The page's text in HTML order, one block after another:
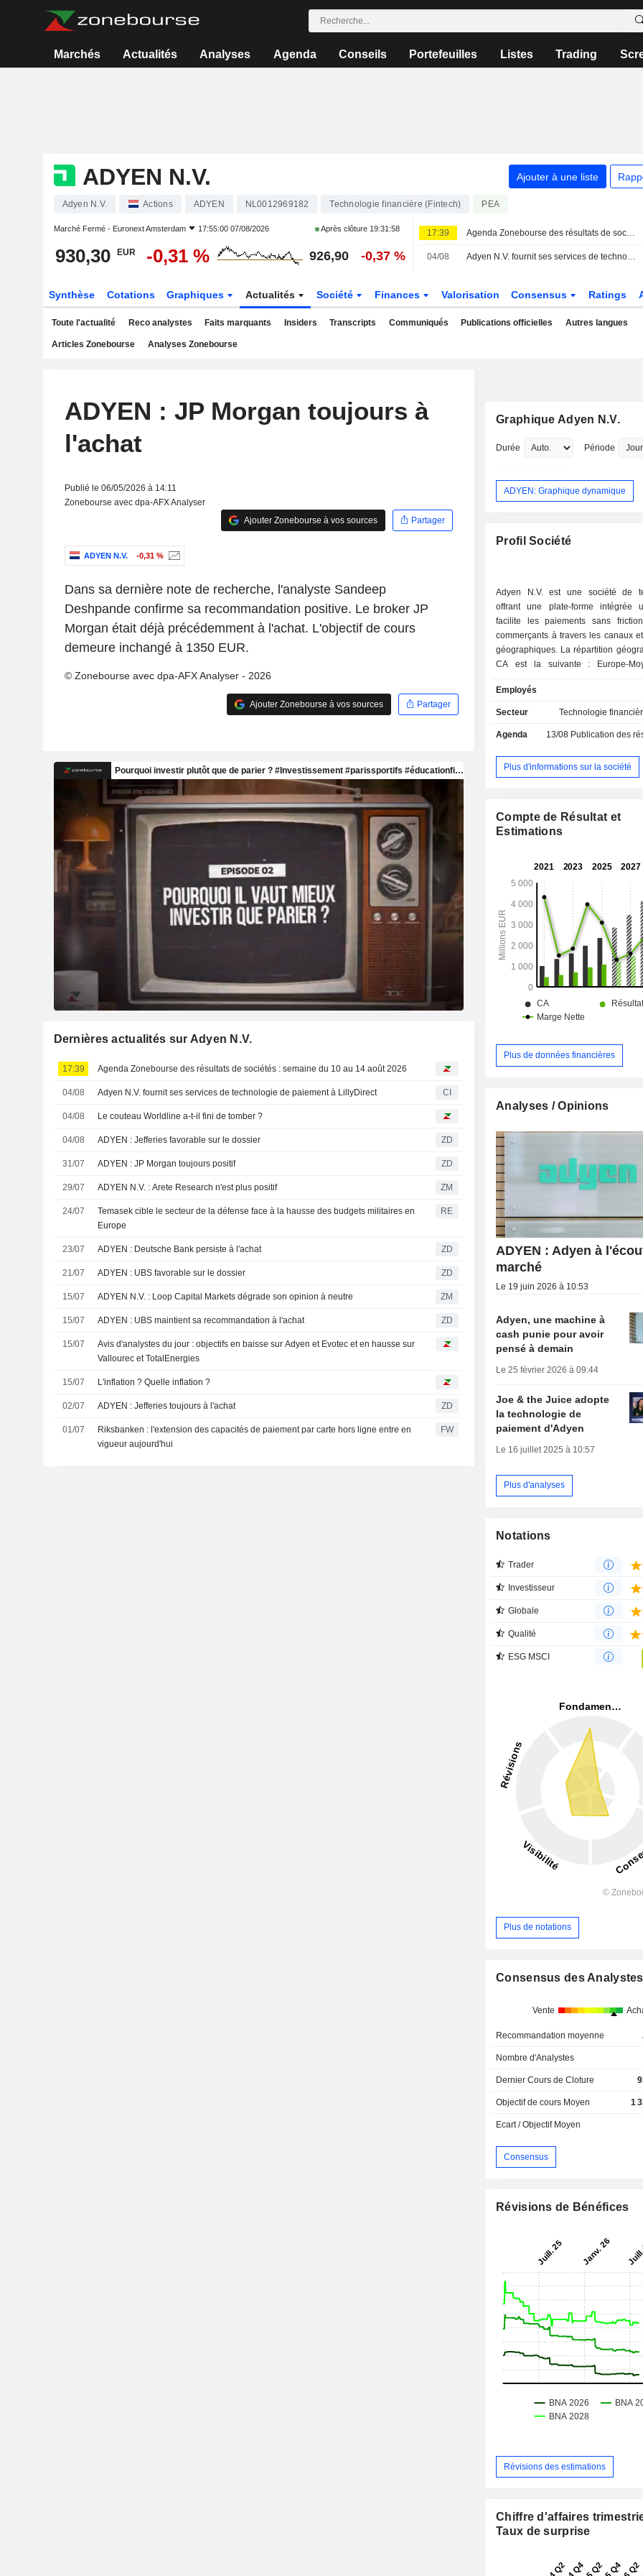
Marchés Actualités Analyses Agenda Conseils Portefeuilles Listes Trading
ADYEN N.V. Ajouter à une liste
Adyen N.V. Actions ADYEN NL0012969182 Technologie financière (Fintech) PEA
Marché Fermé - Euronext Amsterdam 17:55:00 07/08/2026 Après clôture 19:31:58
930,30 EUR -0,31 % 926,90 -0,37 %
17:39 Agenda Zonebourse des résultats de sociétés : semaine du 10 au 14 août 2026
04/08 Adyen N.V. fournit ses services de technologie de paiement à LillyDirect
Synthèse Cotations Graphiques Actualités Société Finances Valorisation Consensus Ratings
Toute l'actualité Reco analystes Faits marquants Insiders Transcripts Communiqués Publications officielles Autres langues
Articles Zonebourse Analyses Zonebourse
ADYEN : JP Morgan toujours à
l'achat
Publié le 06/05/2026 à 14:11
Zonebourse avec dpa-AFX Analyser
Ajouter Zonebourse à vos sources
Partager
ADYEN N.V. -0,31 %
Dans sa dernière note de recherche, l'analyste Sandeep
Deshpande confirme sa recommandation positive. Le broker JP
Morgan était déjà précédemment à l'achat. L'objectif de cours
demeure inchangé à 1350 EUR.
© Zonebourse avec dpa-AFX Analyser - 2026
Ajouter Zonebourse à vos sources Partager
Dernières actualités sur Adyen N.V.
17:39 Agenda Zonebourse des résultats de sociétés : semaine du 10 au 14 août 2026
04/08 Adyen N.V. fournit ses services de technologie de paiement à LillyDirect CI
04/08 Le couteau Worldline a-t-il fini de tomber ?
04/08 ADYEN : Jefferies favorable sur le dossier ZD
31/07 ADYEN : JP Morgan toujours positif ZD
29/07 ADYEN N.V. : Arete Research n'est plus positif ZM
24/07
Temasek cible le secteur de la défense face à la hausse des budgets militaires en
Europe
RE
23/07 ADYEN : Deutsche Bank persiste à l'achat ZD
21/07 ADYEN : UBS favorable sur le dossier ZD
15/07 ADYEN N.V. : Loop Capital Markets dégrade son opinion à neutre ZM
15/07 ADYEN : UBS maintient sa recommandation à l'achat ZD
15/07
Avis d'analystes du jour : objectifs en baisse sur Adyen et Evotec et en hausse sur
Vallourec et TotalEnergies
15/07 L'inflation ? Quelle inflation ?
02/07 ADYEN : Jefferies toujours à l'achat ZD
01/07
Riksbanken : l'extension des capacités de paiement par carte hors ligne entre en
vigueur aujourd'hui
FW
Graphique Adyen N.V.
Durée Période
ADYEN: Graphique dynamique
Profil Société
Adyen N.V. est une société de
offrant une plate-forme intégrée
facilite les paiements sans
commerçants à travers les canaux
géographiques. La répartition géographique du
CA est la suivante : Europe-
Asie-Pacifique (10%) et Amérique
Employés
Secteur Technologie
Agenda 13/08 Publication des résultats
Plus d'informations sur la société
Compte de Résultat et
Estimations
Plus de données financières
Analyses / Opinions
ADYEN : Adyen à
marché
Le 19 juin 2026 à 10:53
Adyen, une machine à
cash punie pour avoir
pensé à demain
Le 25 février 2026 à 09:44
Joe & the Juice adopte
la technologie de
paiement d'Adyen
Le 16 juillet 2025 à 10:57
Plus d'analyses
Notations
Trader
Investisseur
Globale
Qualité
ESG MSCI
Plus de notations
Consensus des Analystes
Vente
Recommandation moyenne
Nombre d'Analystes
Dernier Cours de Cloture
Objectif de cours Moyen 1
Ecart / Objectif Moyen
Consensus
Révisions de Bénéfices
Révisions des estimations
Chiffre d'affaires
Taux de surprise